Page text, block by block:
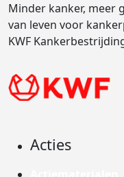
Minder kanker, meer
van leven voor
KWF
Acties